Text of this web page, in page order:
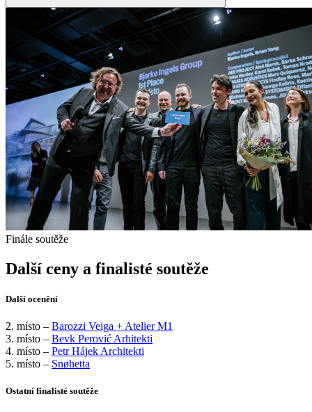
Finále soutěže
Další ceny a finalisté soutěže
Další ocenění
2. místo – Barozzi Veiga + Atelier M1
3. místo – Bevk Perović Arhitekti
4. místo – Petr Hájek Architekti
5. místo – Snøhetta
Ostatní finalisté soutěže